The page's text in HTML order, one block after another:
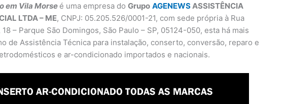
em Vila Morse é uma empresa doGrupo AGENEWSASSISTÊNCIA
LTDA – ME, CNPJ: 05.205.526/0001-21, com sede própria à Rua
– Parque São Domingos, São Paulo – SP, 05124-050, esta há mais
de Assistência Técnica para instalação, conserto, conversão, reparo e
e ar-condicionado importados e nacionais.